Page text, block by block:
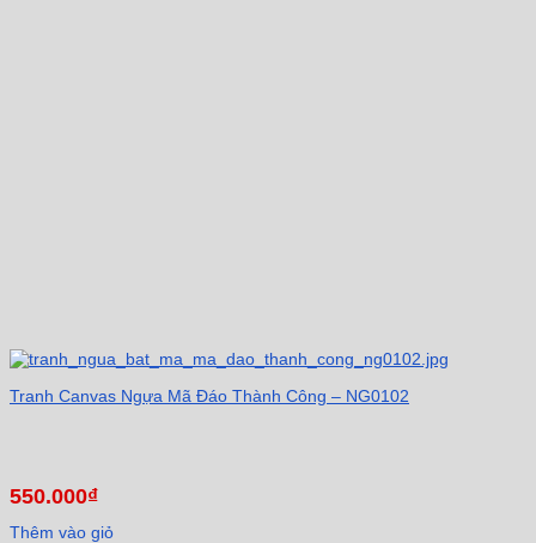
Tranh Canvas Ngựa Mã Đáo Thành Công – NG0102
550.000₫
Thêm vào giỏ